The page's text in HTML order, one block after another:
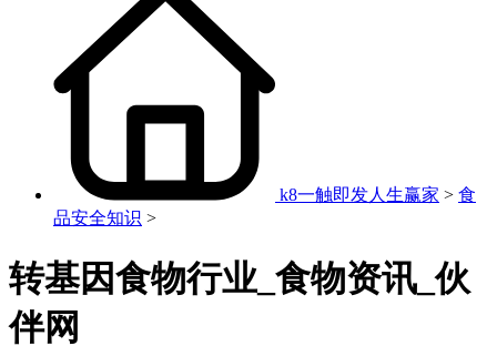
k8一触即发人生赢家 > 食
品安全知识 >
转基因食物行业_食物资讯_伙
伴网